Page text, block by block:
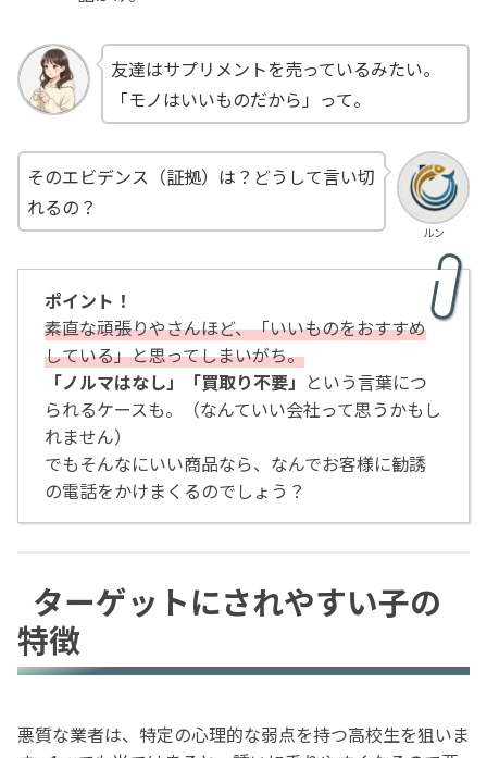
友達はサプリメントを売っているみたい。
「モノはいいものだから」って。
ルン
そのエビデンス（証拠）は？どうして言い切
れるの？
ポイント！
素直な頑張りやさんほど、「いいものをおすすめ
している」と思ってしまいがち。
「ノルマはなし」「買取り不要」 という言葉につ
られるケースも。（なんていい会社って思うかもし
れません）
でもそんなにいい商品なら、なんでお客様に勧誘
の電話をかけまくるのでしょう？
ターゲットにされやすい子の
特徴
悪質な業者は、特定の心理的な弱点を持つ高校生を狙いま